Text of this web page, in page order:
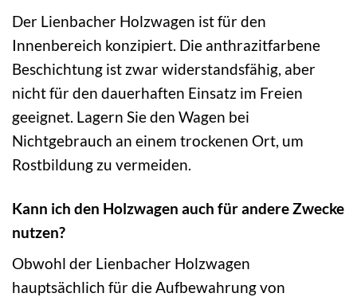
Der Lienbacher Holzwagen ist für den
Innenbereich konzipiert. Die anthrazitfarbene
Beschichtung ist zwar widerstandsfähig, aber
nicht für den dauerhaften Einsatz im Freien
geeignet. Lagern Sie den Wagen bei
Nichtgebrauch an einem trockenen Ort, um
Rostbildung zu vermeiden.
Kann ich den Holzwagen auch für andere Zwecke
nutzen?
Obwohl der Lienbacher Holzwagen
hauptsächlich für die Aufbewahrung von